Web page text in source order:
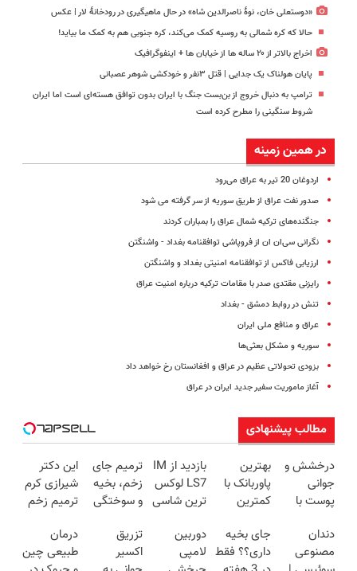
«دوستعلی خان، نوۀ ناصرالدین شاه» در حال ماهیگیری در رودخانۀ لار | عکس
حالا که کره شمالی به روسیه کمک می‌کند، کره جنوبی هم به کمک ما بیاید!
اخراج بالاتر از ۲۰ ساله ها از خیابان ها + اینفوگرافیک
پایان هولناک یک جدایی | قتل ۳نفر و خودکشی شوهر عصبانی
ترامپ به دنبال خروج از بن‌بست جنگ با ایران بدون توافق هسته‌ای است اما ایران
شروط سنگینی را مطرح کرده است
در همین زمینه
اردوغان 20 تیر به عراق می‌رود
صدور نفت عراق از طریق سوریه از سر گرفته می شود
جنگنده‌های ترکیه شمال عراق را بمباران کردند
نگرانی سی‌ان ان از فروپاشی توافقنامه بغداد - واشنگتن
ارزیابی فاکس از توافقنامه امنیتی بغداد و واشنگتن
رایزنی مقتدی صدر با مقامات ترکیه درباره امنیت عراق
تنش در روابط دمشق - بغداد
عراق و منافع ملی ایران
سوریه و مشکل بعثی‌ها
بزودی تحولاتی عظیم در عراق و افغانستان رخ خواهد داد
آغاز ماموریت سفیر جدید ایران در عراق
مطالب پیشنهادی
درخشش و
جوانی
پوست با
اسپیرولینا!
خرید
بهترین
پاوربانک با
کمترین
بازدید از IM
LS7 لوکس
ترین شاسی
ایران در
باشگاه
ترمیم جای
زخم، بخیه
و سوختگی
هفته!!😍
این دکتر
شیرازی کرم
ترمیم زخم
ساخت!!!
دندان
مصنوعی
جای بخیه
داری؟؟ فقط
دوربین
لامپی
تزریق
اکسیر
درمان
طبیعی چین